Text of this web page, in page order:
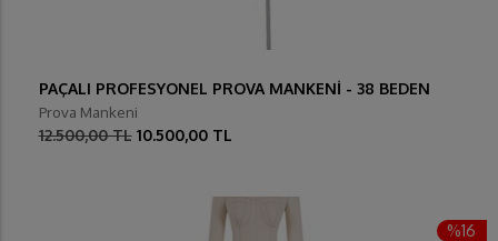
PAÇALI PROFESYONEL PROVA MANKENİ - 38 BEDEN
Prova Mankeni
12.500,00 TL 10.500,00 TL
%16